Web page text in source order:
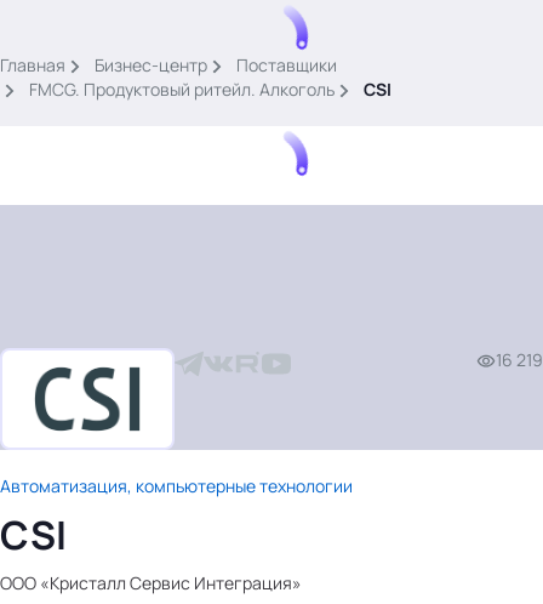
картина дня
темы
новости
материалы
события
Главная Бизнес-центр
Поставщики
FMCG. Продуктовый ритейл. Алкоголь
CSI
16 219
Автоматизация, компьютерные технологии
CSI
ООО «Кристалл Сервис Интеграция»